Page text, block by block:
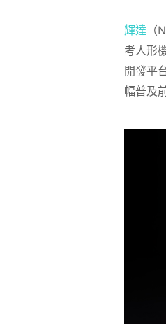
輝達
考人形
開發平
幅普及